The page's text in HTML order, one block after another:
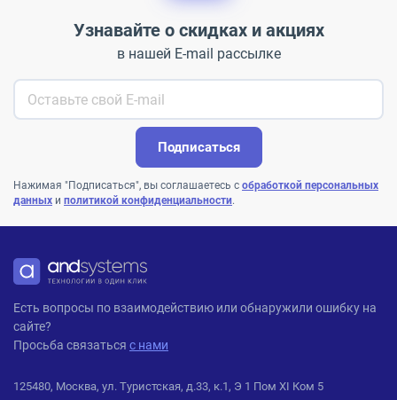
Узнавайте о скидках и акциях
в нашей E-mail рассылке
Подписаться
Нажимая "Подписаться", вы соглашаетесь с обработкой персональных
данных и политикой конфиденциальности.
ANDPRO
Есть вопросы по взаимодействию или обнаружили ошибку на
сайте?
Просьба связаться с нами
125480, Москва, ул. Туристская, д.33, к.1, Э 1 Пом XI Ком 5